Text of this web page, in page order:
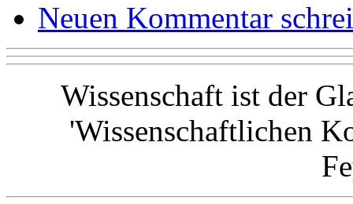
Neuen Kommentar
Wissenschaft ist der
'Wissenschaftlichen